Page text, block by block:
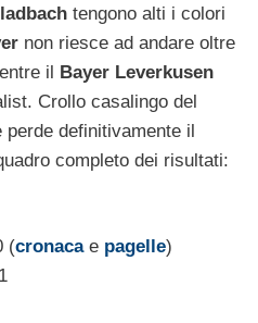
tengono alti i colori
non riesce ad andare oltre
il Bayer Leverkusen
Crollo casalingo del
definitivamente il
completo dei risultati:
(cronacae pagelle)